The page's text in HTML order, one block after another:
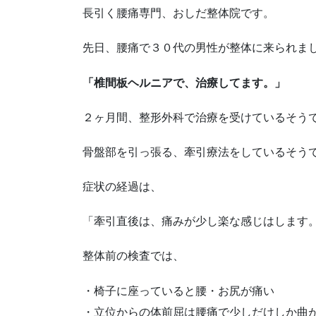
長引く腰痛専門、おしだ整体院です。
先日、腰痛で３０代の男性が整体に来られま
「椎間板ヘルニアで、治療してます。」
２ヶ月間、整形外科で治療を受けているそう
骨盤部を引っ張る、牽引療法をしているそう
症状の経過は、
「牽引直後は、痛みが少し楽な感じはします
整体前の検査では、
・椅子に座っていると腰・お尻が痛い
・立位からの体前屈は腰痛で少しだけしか曲